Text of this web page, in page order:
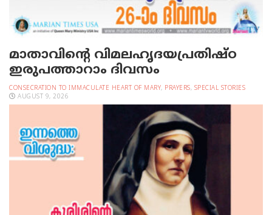
മാതാവിന്റെ വിമലഹൃദയപ്രതിഷ്ഠ
ഇരുപത്താറാം ദിവസം
CONSECRATION TO IMMACULATE HEART OF MARY, PRAYERS, SPECIAL STORIES
AUGUST 9, 2026